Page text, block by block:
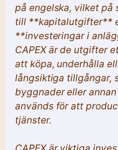
på engelska, vilket på
till **kapitalutgifter**
**investeringar i
CAPEX är de utgifter
att köpa, underhålla
långsiktiga tillgångar,
byggnader eller
används för att
tjänster.